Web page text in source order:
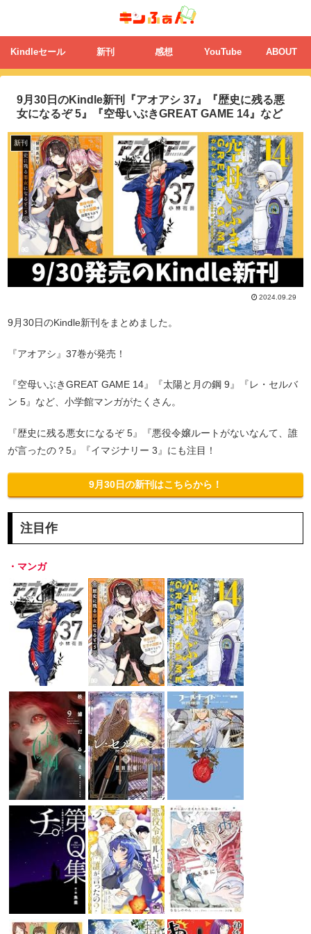
Kindleセール 新刊 感想 YouTube ABOUT
9月30日のKindle新刊『アオアシ 37』『歴史に残る悪
女になるぞ 5』『空母いぶきGREAT GAME 14』など
新刊
2024.09.29
9月30日のKindle新刊をまとめました。
『アオアシ』37巻が発売！
『空母いぶきGREAT GAME 14』『太陽と月の鋼 9』『レ・セルバ
ン 5』など、小学館マンガがたくさん。
『歴史に残る悪女になるぞ 5』『悪役令嬢ルートがないなんて、誰
が言ったの？5』『イマジナリー 3』にも注目！
9月30日の新刊はこちらから！
注目作
・マンガ